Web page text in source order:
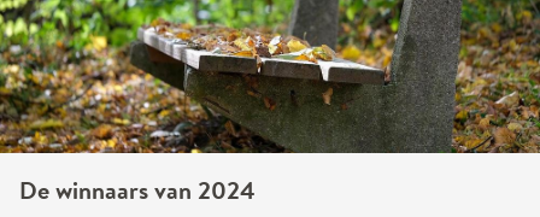
De winnaars van 2024